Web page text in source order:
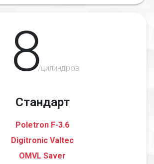
8/цилиндров
Стандарт
Poletron F-3.6
Digitronic Valtec
OMVL Saver